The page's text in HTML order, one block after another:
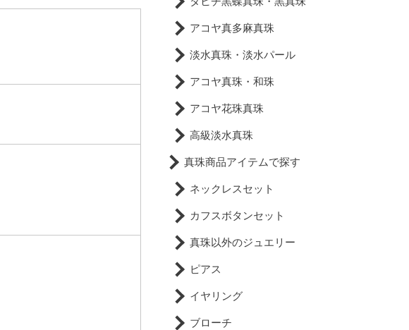
アコヤ真多麻真珠
淡水真珠・淡水パール
アコヤ真珠・和珠
アコヤ花珠真珠
高級淡水真珠
真珠商品アイテムで探す
ネックレスセット
カフスボタンセット
真珠以外のジュエリー
ピアス
イヤリング
ブローチ